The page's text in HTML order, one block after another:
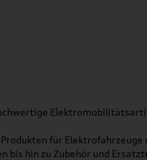
für
hin zu Zubehör und